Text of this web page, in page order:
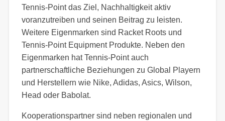
Tennis-Point das Ziel, Nachhaltigkeit aktiv
voranzutreiben und seinen Beitrag zu leisten.
Weitere Eigenmarken sind Racket Roots und
Tennis-Point Equipment Produkte. Neben den
Eigenmarken hat Tennis-Point auch
partnerschaftliche Beziehungen zu Global Playern
und Herstellern wie Nike, Adidas, Asics, Wilson,
Head oder Babolat.
Kooperationspartner sind neben regionalen und